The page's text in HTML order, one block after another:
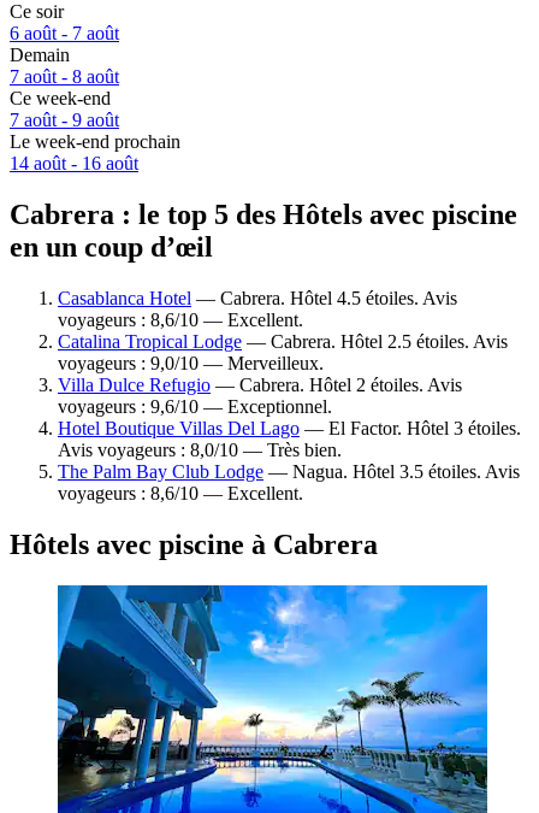
Ce soir
6 août - 7 août
Demain
7 août - 8 août
Ce week-end
7 août - 9 août
Le week-end prochain
14 août - 16 août
Cabrera : le top 5 des Hôtels avec piscine
en un coup d’œil
Casablanca Hotel — Cabrera. Hôtel 4.5 étoiles. Avis
voyageurs : 8,6/10 — Excellent.
Catalina Tropical Lodge — Cabrera. Hôtel 2.5 étoiles. Avis
voyageurs : 9,0/10 — Merveilleux.
Villa Dulce Refugio — Cabrera. Hôtel 2 étoiles. Avis
voyageurs : 9,6/10 — Exceptionnel.
Hotel Boutique Villas Del Lago — El Factor. Hôtel 3 étoiles.
Avis voyageurs : 8,0/10 — Très bien.
The Palm Bay Club Lodge — Nagua. Hôtel 3.5 étoiles. Avis
voyageurs : 8,6/10 — Excellent.
Hôtels avec piscine à Cabrera